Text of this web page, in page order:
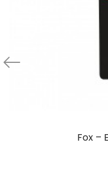
Fox –